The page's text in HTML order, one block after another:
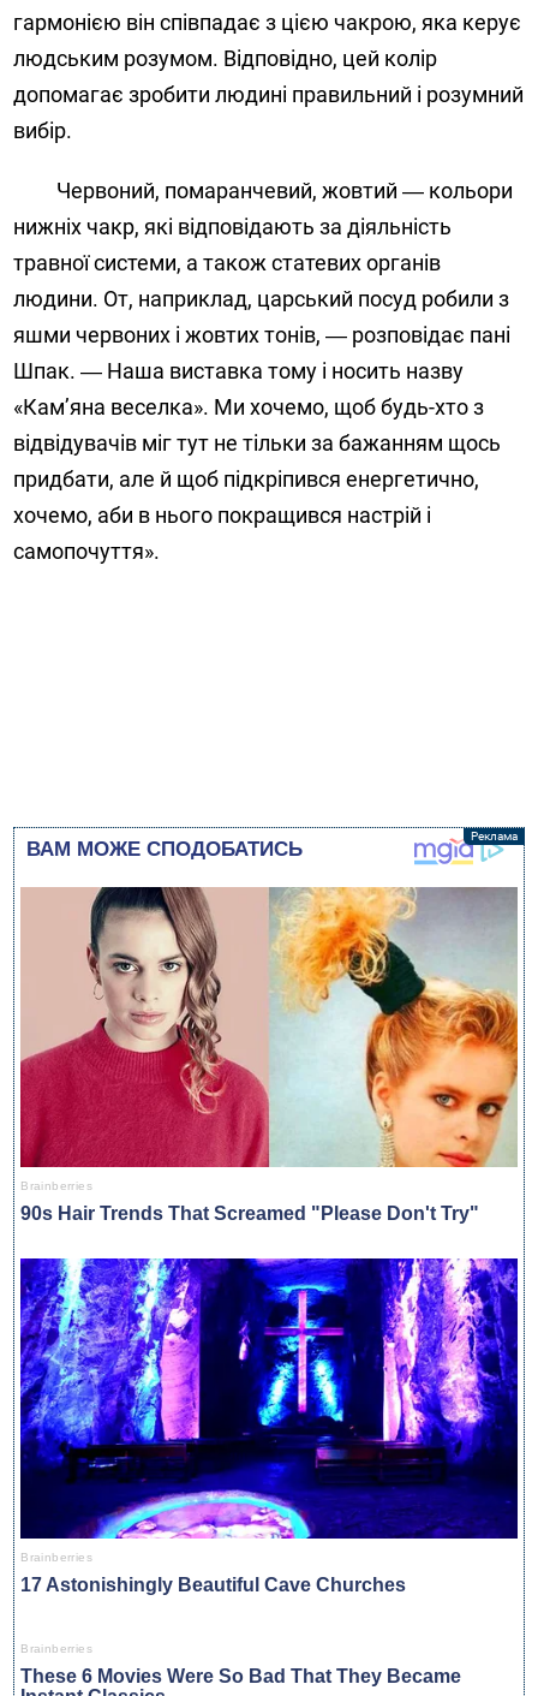
гармонією він співпадає з цією чакрою, яка керує
людським розумом. Відповідно, цей колір
допомагає зробити людині правильний і розумний
вибір.
Червоний, помаранчевий, жовтий ― кольори
нижніх чакр, які відповідають за діяльність
травної системи, а також статевих органів
людини. От, наприклад, царський посуд робили з
яшми червоних і жовтих тонів, ― розповідає пані
Шпак. ― Наша виставка тому і носить назву
«Кам’яна веселка». Ми хочемо, щоб будь-хто з
відвідувачів міг тут не тільки за бажанням щось
придбати, але й щоб підкріпився енергетично,
хочемо, аби в нього покращився настрій і
самопочуття».